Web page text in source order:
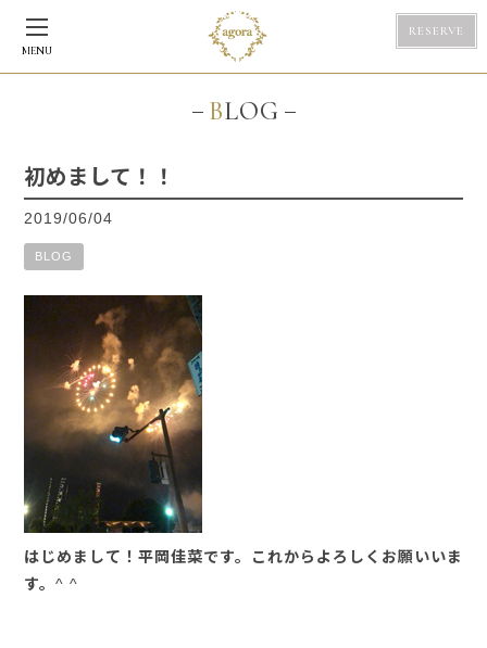
MENU
RESERVE
BLOG
初めまして！！
2019/06/04
BLOG
はじめまして！平岡佳菜です。これからよろしくお願いいま
す。^ ^